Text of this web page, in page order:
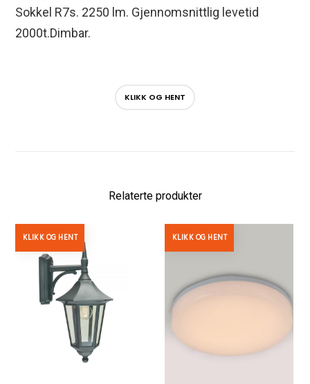
Sokkel R7s. 2250 lm. Gjennomsnittlig levetid
2000t.Dimbar.
KLIKK OG HENT
Relaterte produkter
KLIKK OG HENT KLIKK OG HENT